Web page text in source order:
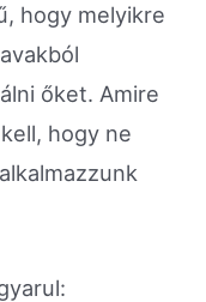
hogy melyikre
őket. Amire
hogy ne